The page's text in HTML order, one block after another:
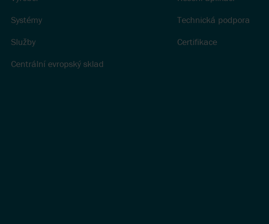
Systémy
Služby
Centrální evropský sklad
Technická podpora
Certifikace